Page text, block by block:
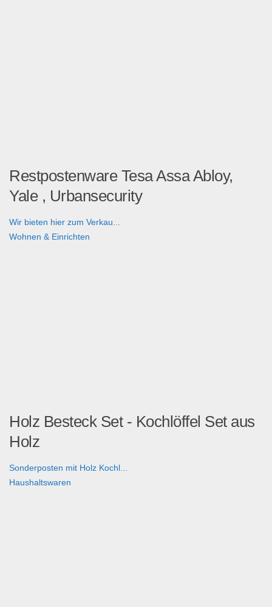
Restpostenware Tesa Assa Abloy,
Yale , Urbansecurity
Wir bieten hier zum Verkau...
Wohnen & Einrichten
Holz Besteck Set - Kochlöffel Set aus
Holz
Sonderposten mit Holz Kochl...
Haushaltswaren